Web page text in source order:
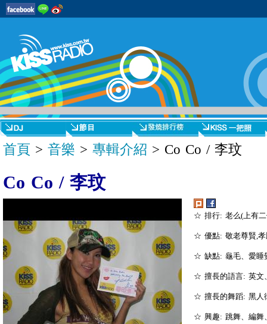
首頁 > 音樂 > 專輯介紹 > Co Co / 李玟
Co Co / 李玟
☆ 排行: 老么(上有二
☆ 優點: 敬老尊賢,孝
☆ 缺點: 龜毛、愛睡
☆ 擅長的語言: 英文
☆ 擅長的舞蹈: 黑人
☆ 興趣: 跳舞、編舞